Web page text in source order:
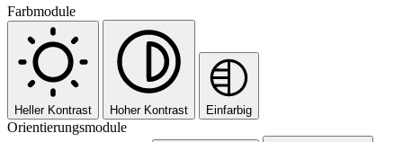
Farbmodule
Heller Kontrast Hoher Kontrast Einfarbig
Orientierungsmodule